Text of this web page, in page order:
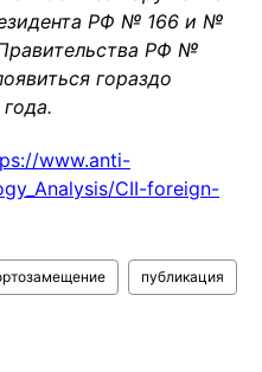
РФ № 166 и №
РФ №
гораздо
www.anti-
CII-foreign-
публикация